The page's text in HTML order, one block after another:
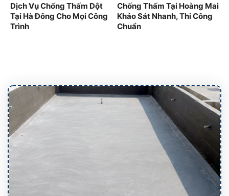
Dịch Vụ Chống Thấm Dột
Tại Hà Đông Cho Mọi Công
Trình
Chống Thấm Tại Hoàng Mai
Khảo Sát Nhanh, Thi Công
Chuẩn